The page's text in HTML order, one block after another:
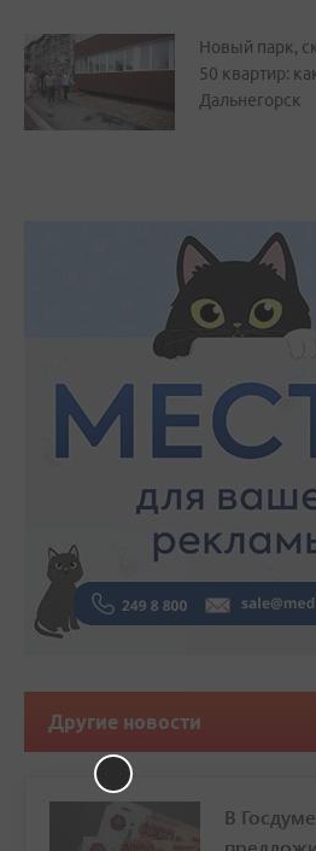
Новый парк,
50 квартир:
Дальнегорск
Другие новости
В Госдуме